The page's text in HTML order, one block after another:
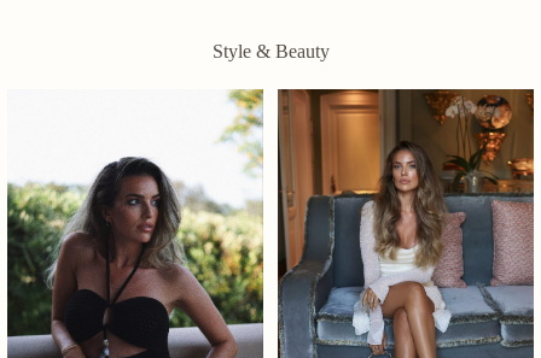
Style & Beauty